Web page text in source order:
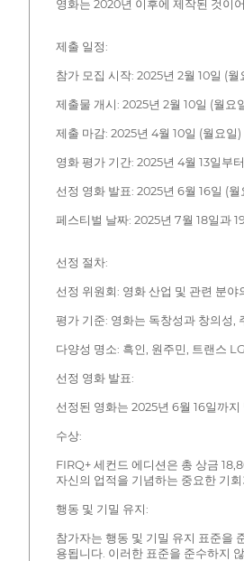
영화는 2020년 이후에 제작된 것이
제출 일정:
참가 모집 시작: 2025년 2월 10일 (월
제출물 개시: 2025년 2월 10일 (월요
제출 마감: 2025년 4월 10일 (월요일)
영화 평가 기간: 2025년 4월 13일부
선정 영화 발표: 2025년 6월 16일 (월
페스티벌 날짜: 2025년 7월 18일과
선정 절차:
선정 위원회: 영화 산업 및 관련 분
평가 기준: 영화는 독창성과 창의성,
다양성 명소: 흑인, 원주민, 트랜스
선정 영화 발표:
선정된 영화는 2025년 6월 16일까
수상:
FIRQ+ 세컨드 에디션은 총 상금
자신의 업적을 기념하는 중요한 기회
행동 및 기밀 유지:
참가자는 행동 및 기밀 유지 표준을
용됩니다. 이러한 표준을 준수하지